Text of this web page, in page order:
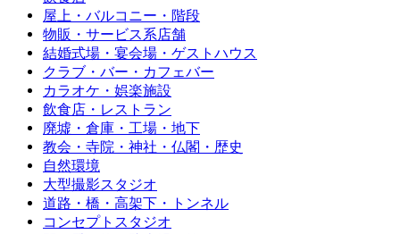
屋上・バルコニー・階段
物販・サービス系店舗
結婚式場・宴会場・ゲストハウス
クラブ・バー・カフェバー
カラオケ・娯楽施設
飲食店・レストラン
廃墟・倉庫・工場・地下
教会・寺院・神社・仏閣・歴史
自然環境
大型撮影スタジオ
道路・橋・高架下・トンネル
コンセプトスタジオ